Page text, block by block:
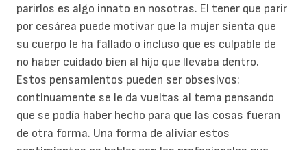
parirlos es algo innato en nosotras. El tener que parir
por cesárea puede motivar que la mujer sienta que
su cuerpo le ha fallado o incluso que es culpable de
no haber cuidado bien al hijo que llevaba dentro.
Estos pensamientos pueden ser obsesivos:
continuamente se le da vueltas al tema pensando
que se podía haber hecho para que las cosas fueran
de otra forma. Una forma de aliviar estos